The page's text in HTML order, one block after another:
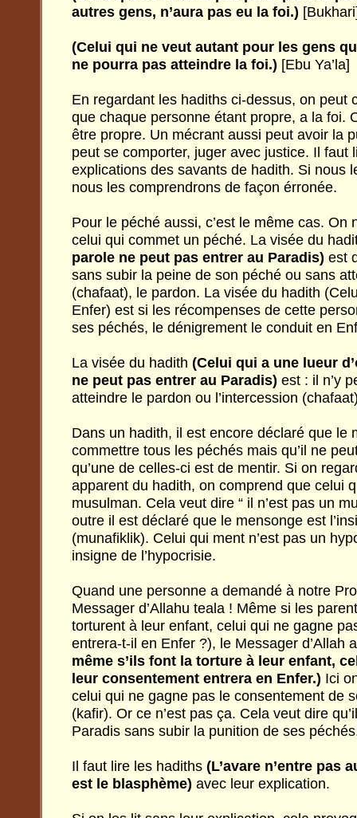
autres gens, n’aura pas eu la foi.)
(Celui qui ne veut autant pour les gens
ne pourra pas atteindre la foi.) [Ebu Ya’la]
En regardant les hadiths ci-dessus, on peut
que chaque personne étant propre, a la foi.
être propre. Un mécrant aussi peut avoir la
peut se comporter, juger avec justice. Il faut
explications des savants de hadith. Si nous
nous les comprendrons de façon érronée.
Pour le péché aussi, c’est le même cas. On
celui qui commet un péché. La visée du
parole ne peut pas entrer au Paradis) est
sans subir la peine de son péché ou sans
(chafaat), le pardon. La visée du hadith
Enfer) est si les récompenses de cette
ses péchés, le dénigrement le conduit en
La visée du hadith (Celui qui a une lueur
ne peut pas entrer au Paradis) est : il n’y
atteindre le pardon ou l’intercession
Dans un hadith, il est encore déclaré que le
commettre tous les péchés mais qu’il ne
qu’une de celles-ci est de mentir. Si on
apparent du hadith, on comprend que celui
musulman. Cela veut dire “ il n’est pas un
outre il est déclaré que le mensonge est
(munafiklik). Celui qui ment n’est pas un
insigne de l’hypocrisie.
Quand une personne a demandé à notre
Messager d’Allahu teala ! Même si les
torturent à leur enfant, celui qui ne gagne
entrera-t-il en Enfer ?), le Messager d’Allah
même s’ils font la torture à leur enfant,
leur consentement entrera en Enfer.) Ici
celui qui ne gagne pas le consentement de
(kafir). Or ce n’est pas ça. Cela veut dire
Paradis sans subir la punition de ses
Il faut lire les hadiths (L’avare n’entre pas
est le blasphème) avec leur explication.